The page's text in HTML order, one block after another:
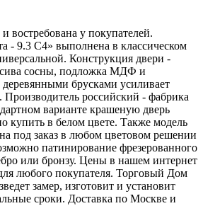
востребована у покупателей.
- 9.3 С4» выполнена в классическом
Конструкция двери -
сосны, подложка МДФ и
деревянными брусками усиливает
российский - фабрика
варианте крашеную дверь
купить в белом цвете. Также модель
под заказ в любом цветовом решении
патинирование фрезерованного
или бронзу. Цены в нашем интернет
любого покупателя. Торговый Дом
замер, изготовит и установит
сроки. Доставка по Москве и